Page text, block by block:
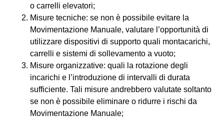
o carrelli elevatori;
Misure tecniche: se non è possibile evitare la
Movimentazione Manuale, valutare l’opportunità di
utilizzare dispositivi di supporto quali montacarichi,
carrelli e sistemi di sollevamento a vuoto;
Misure organizzative: quali la rotazione degli
incarichi e l’introduzione di intervalli di durata
sufficiente. Tali misure andrebbero valutate soltanto
se non è possibile eliminare o ridurre i rischi da
Movimentazione Manuale;